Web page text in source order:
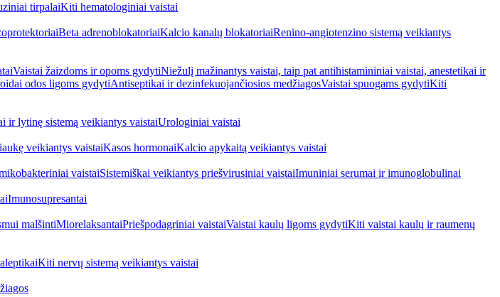
tirpalaiKiti hematologiniai vaistai
Beta adrenoblokatoriaiKalcio kanalų blokatoriaiRenino-angiotenzino sistemą veikiantys
Vaistai žaizdoms ir opoms gydytiNiežulį mažinantys vaistai, taip pat antihistamininiai vaistai, anestetikai ir
odos ligoms gydytiAntiseptikai ir dezinfekuojančiosios medžiagosVaistai spuogams gydytiKiti
ir lytinę sistemą veikiantys vaistaiUrologiniai vaistai
veikiantys vaistaiKasos hormonaiKalcio apykaitą veikiantys vaistai
vaistaiSistemiškai veikiantys priešvirusiniai vaistaiImuniniai serumai ir imunoglobulinai
Imunosupresantai
malšintiMiorelaksantaiPriešpodagriniai vaistaiVaistai kaulų ligoms gydytiKiti vaistai kaulų ir raumenų
Kiti nervų sistemą veikiantys vaistai